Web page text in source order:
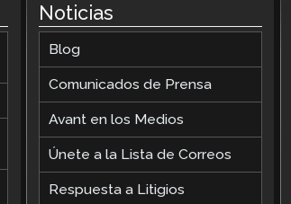
Noticias
Blog
Comunicados de Prensa
Avant en los Medios
Únete a la Lista de Correos
Respuesta a Litigios